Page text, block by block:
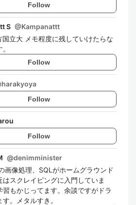
Follow
S @Kampanattt
立大 メモ程度に残していけたらな
Follow
harakyoya
Follow
Follow
@denimminister
画像処理、SQLがホームグラウンド
はスクレイピングに入門していま
習もかじってます。余談ですがドラ
す。メタルすき。